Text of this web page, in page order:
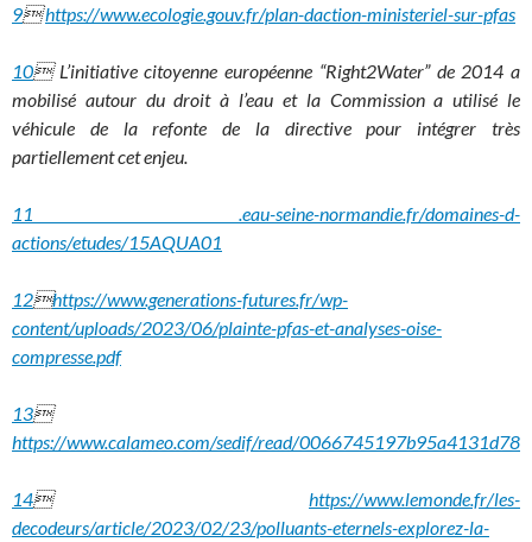
9https://www.ecologie.gouv.fr/plan-daction-ministeriel-sur-pfas
10 L’initiative citoyenne européenne “Right2Water” de 2014 a
mobilisé autour du droit à l’eau et la Commission a utilisé le
véhicule de la refonte de la directive pour intégrer très
partiellement cet enjeu.
11 .eau-seine-normandie.fr/domaines-d-
actions/etudes/15AQUA01
12https://www.generations-futures.fr/wp-
content/uploads/2023/06/plainte-pfas-et-analyses-oise-
compresse.pdf
13
https://www.calameo.com/sedif/read/0066745197b95a4131d78
14 https://www.lemonde.fr/les-
decodeurs/article/2023/02/23/polluants-eternels-explorez-la-